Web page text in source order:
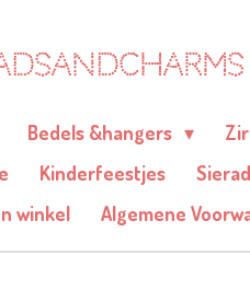
Bedels &hangers
Kinderfeestjes
winkel Algemene